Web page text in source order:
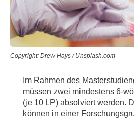
Copyright: Drew Hays / Unsplash.com
Im Rahmen des
müssen zwei mindestens 6-
(je 10 LP) absolviert werden.
können in einer